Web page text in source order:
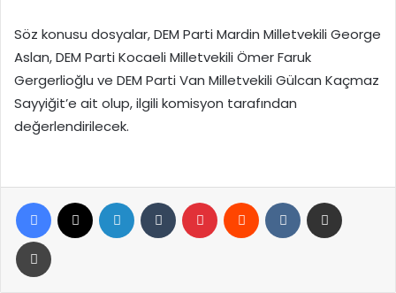
Söz konusu dosyalar, DEM Parti Mardin Milletvekili George
Aslan, DEM Parti Kocaeli Milletvekili Ömer Faruk
Gergerlioğlu ve DEM Parti Van Milletvekili Gülcan Kaçmaz
Sayyiğit’e ait olup, ilgili komisyon tarafından
değerlendirilecek.
Facebook LinkedIn Tumblr Pinterest Reddit VKontakte
Yazdır